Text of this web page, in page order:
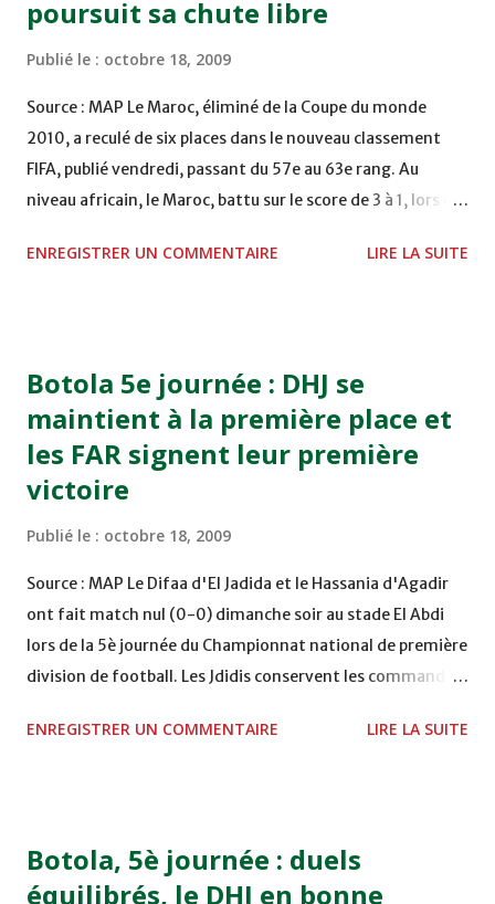
club de la dimension de l'OM par exemple, je m'en sens
contrat jusqu'en 2012.
poursuit sa chute libre
Publié le : octobre 18, 2009
Source : MAP Le Maroc, éliminé de la Coupe du monde
2010, a reculé de six places dans le nouveau classement
FIFA, publié vendredi, passant du 57e au 63e rang. Au
niveau africain, le Maroc, battu sur le score de 3 à 1, lors de
combinées Mondial/CAN 2010 de football, samedi à
qualification pour le mondial après sa victoire sur le Togo
(3-0), a gagné 15 places (1er africain/14e mondial). En haut
du classement mondial, le Brésil domine toujours le
classement Fifa devant l'Espagne et les Pays-Bas, tandis
du Mondial-2010, connaît une progression de 7 places et
justesse pour le Mondial-2010, gagne deux places (6e). En
revanche, ...
ENREGISTRER UN COMMENTAIRE LIRE LA SUITE
Botola 5e journée : DHJ se
maintient à la première place et
les FAR signent leur première
victoire
Publié le : octobre 18, 2009
Source : MAP Le Difaa d'El Jadida et le Hassania d'Agadir
ont fait match nul (0-0) dimanche soir au stade El Abdi
lors de la 5è journée du Championnat national de première
division de football. Les Jdidis conservent les commandes
Marrakech, alors que les Gadiris partagent la cinquième
vièrge. Le Kawkab de Marrakech (KACM) a battu le KAC de
Kénitra par 3 buts à 1, samedi soir au stade El Harthi en
ENREGISTRER UN COMMENTAIRE LIRE LA SUITE
Botola, 5è journée : duels
équilibrés, le DHJ en bonne